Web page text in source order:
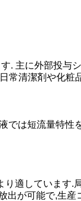
. 主に外部投与
常清潔剤や化粧
は短流量特性
適しています.
が可能で,生